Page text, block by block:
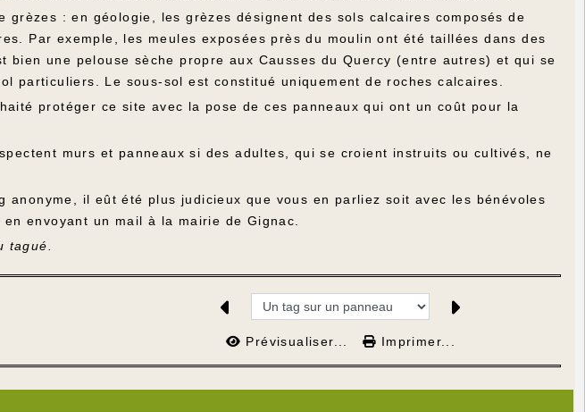
: en géologie, les grèzes désignent des sols calcaires composés de
Par exemple, les meules exposées près du moulin ont été taillées dans des
bien une pelouse sèche propre aux Causses du Quercy (entre autres) et qui se
particuliers. Le sous-sol est constitué uniquement de roches calcaires.
protéger ce site avec la pose de ces panneaux qui ont un coût pour la
murs et panneaux si des adultes, qui se croient instruits ou cultivés, ne
anonyme, il eût été plus judicieux que vous en parliez soit avec les bénévoles
envoyant un mail à la mairie de Gignac.
tagué.
Prévisualiser... Imprimer...